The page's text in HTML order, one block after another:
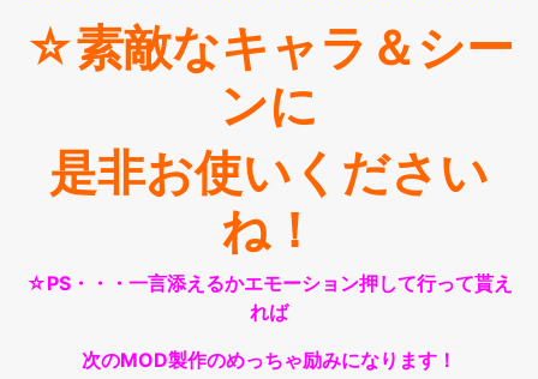
☆素敵なキャラ＆シー
ンに
是非お使いください
ね！
☆PS・・・一言添えるかエモーション押して行って貰え
れば
次のMOD製作のめっちゃ励みになります！